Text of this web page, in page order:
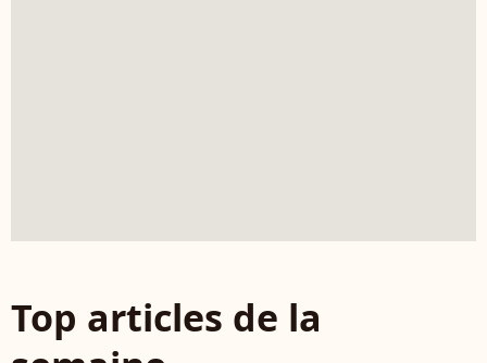
Top articles de la